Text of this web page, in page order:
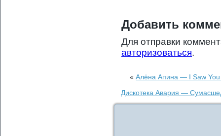
Добавить
Для отправки
авторизоваться.
«Алёна Апина — I Saw You
Дискотека Авария —